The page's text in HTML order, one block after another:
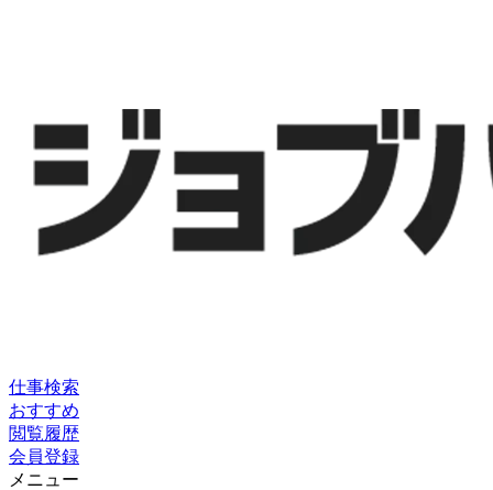
仕事検索
おすすめ
閲覧履歴
会員登録
メニュー